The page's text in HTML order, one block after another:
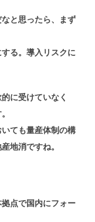
と思ったら、まず
る。導入リスクに
に受けていなく
ても量産体制の構
地消ですね。
点で国内にフォー